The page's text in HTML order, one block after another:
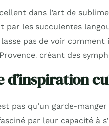
dans l’art de
par les succulentes
pas de voir
créant des
d’inspiration
pas qu’un garde-
par leur capacité à